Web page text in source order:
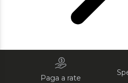
Paga a rate